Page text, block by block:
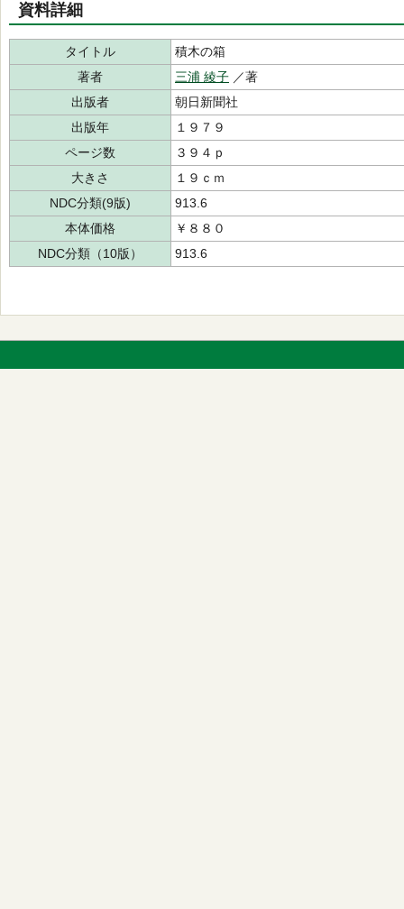
資料詳細
タイトル
積木の箱
著者
三浦 綾子 ／著
出版者
朝日新聞社
出版年
１９７９
ページ数
３９４ｐ
大きさ
１９ｃｍ
NDC分類(9版)
913.6
本体価格
￥８８０
NDC分類（10版）
913.6